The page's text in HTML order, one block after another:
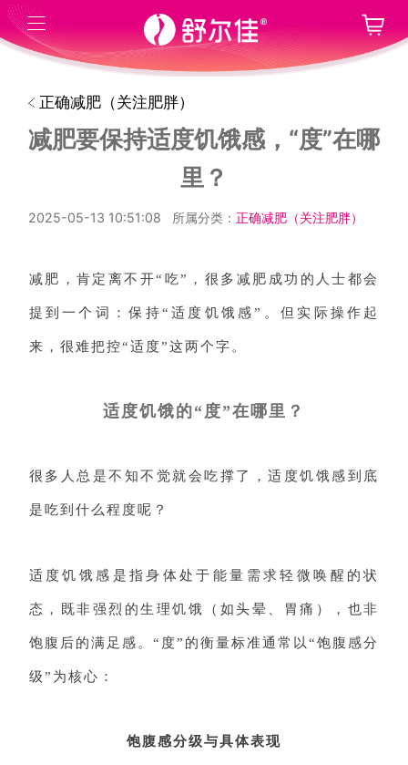
正确减肥（关注肥胖）
减肥要保持适度饥饿感，“度”在哪
里？
2025-05-13 10:51:08 所属分类：正确减肥（关注肥胖）
减肥，肯定离不开“吃”，很多减肥成功的人士都会
提到一个词：保持“适度饥饿感”。但实际操作起
来，很难把控“适度”这两个字。
适度饥饿的“度”在哪里？
很多人总是不知不觉就会吃撑了，适度饥饿感到底
是吃到什么程度呢？
适度饥饿感是指身体处于能量需求轻微唤醒的状
态，既非强烈的生理饥饿（如头晕、胃痛），也非
饱腹后的满足感。“度”的衡量标准通常以“饱腹感分
级”为核心：
饱腹感分级与具体表现